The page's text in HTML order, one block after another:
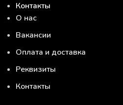
Контакты
О нас
Вакансии
Оплата и доставка
Реквизиты
Контакты